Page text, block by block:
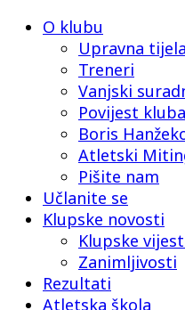
O klubu
Upravna tijela
Treneri
Vanjski
Povijest kluba
Boris
Atletski
Pišite nam
Učlanite se
Klupske novosti
Klupske
Zanimljivosti
Rezultati
Atletska škola